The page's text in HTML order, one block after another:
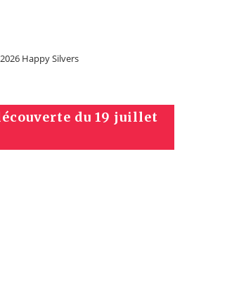
Happy Silvers
du 19 juillet